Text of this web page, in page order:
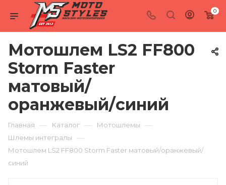
0
Мотошлем LS2 FF800
Storm Faster
матовый/
оранжевый/синий
Главная — Каталог — Мотошлемы —
Шлемы интегралы —
Мотошлем LS2 FF800 Storm Faster матовый/оранжевый/
синий